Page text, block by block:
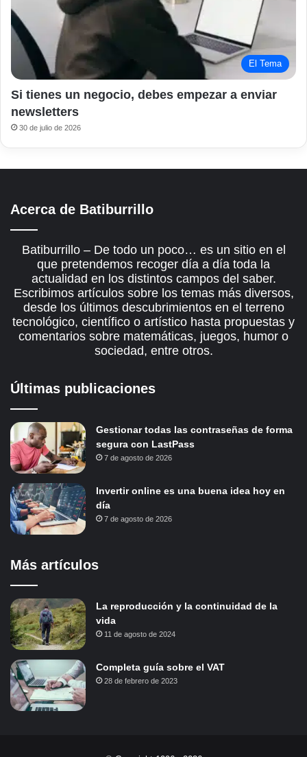
El Tema
Si tienes un negocio, debes empezar a enviar
newsletters
30 de julio de 2026
Acerca de Batiburrillo
Batiburrillo – De todo un poco… es un sitio en el
que pretendemos recoger día a día toda la
actualidad en los distintos campos del saber.
Escribimos artículos sobre los temas más diversos,
desde los últimos descubrimientos en el terreno
tecnológico, científico o artístico hasta propuestas y
comentarios sobre matemáticas, juegos, humor o
sociedad, entre otros.
Últimas publicaciones
Gestionar todas las contraseñas de forma
segura con LastPass
7 de agosto de 2026
Invertir online es una buena idea hoy en
día
7 de agosto de 2026
Más artículos
La reproducción y la continuidad de la
vida
11 de agosto de 2024
Completa guía sobre el VAT
28 de febrero de 2023